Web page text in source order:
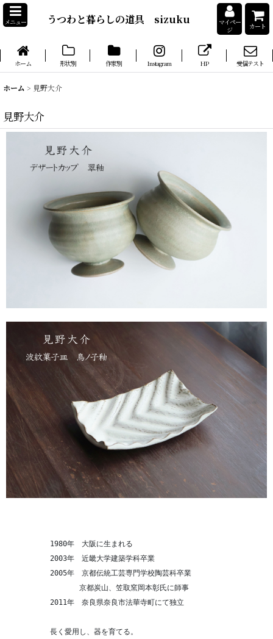
メニュー うつわと暮らしの道具 sizuku
マイペー
ジ
カート
ホーム 形状別 作家別 Instagram HP 受信テスト
ホーム > 見野大介
見野大介
1980年　大阪に生まれる
2003年　近畿大学建築学科卒業
2005年　京都伝統工芸専門学校陶芸科卒業
京都炭山、笠取窯岡本彰氏に師事
2011年　奈良県奈良市法華寺町にて独立
長く愛用し、器を育てる。